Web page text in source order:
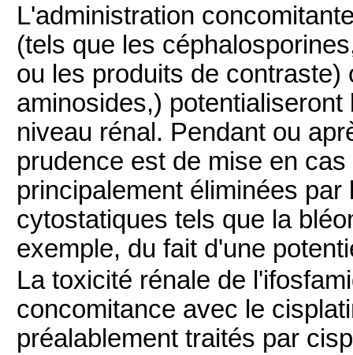
L'administration
(tels que les
ou les produits de
aminosides,)
niveau rénal. Pendant ou
prudence est de mise en
principalement éliminées
cytostatiques tels que la
exemple, du fait d'une
La toxicité rénale de
concomitance avec le
préalablement traités par